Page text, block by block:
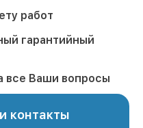
работ
гарантийный
все Ваши вопросы
контакты